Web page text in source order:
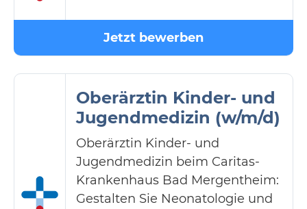
Jetzt bewerben
Oberärztin Kinder- und
Jugendmedizin (w/m/d)
Oberärztin Kinder- und
Jugendmedizin beim Caritas-
Krankenhaus Bad Mergentheim:
Gestalten Sie Neonatologie und